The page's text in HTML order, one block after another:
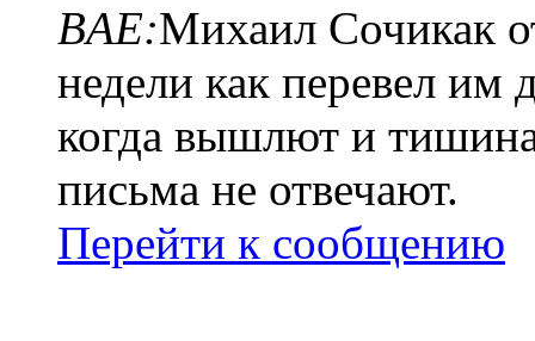
BAE:Михаил Сочикак
недели как перевел им
когда вышлют и
письма не отвечают.
Перейти к сообщению